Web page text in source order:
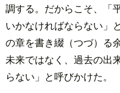
調する。だからこそ、「
いかなければならない」
の章を書き綴（つづ）る
未来ではなく、過去の出
らない」と呼びかけた。